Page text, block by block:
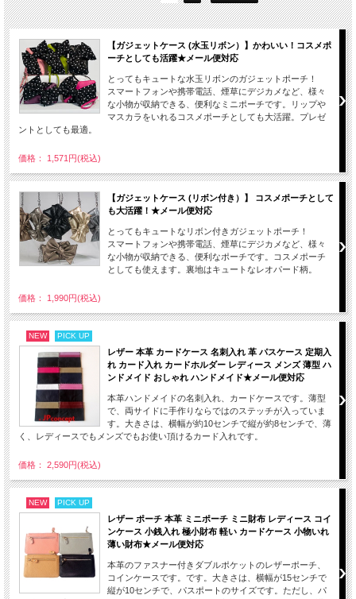
【ガジェットケース (水玉リボン）】かわいい！コスメポ
ーチとしても活躍★メール便対応
とってもキュートな水玉リボンのガジェットポーチ！
スマートフォンや携帯電話、煙草にデジカメなど、様々
な小物が収納できる、便利なミニポーチです。リップや
マスカラをいれるコスメポーチとしても大活躍。プレゼ
ントとしても最適。
価格： 1,571円(税込)
【ガジェットケース (リボン付き）】 コスメポーチとして
も大活躍！★メール便対応
とってもキュートなリボン付きガジェットポーチ！
スマートフォンや携帯電話、煙草にデジカメなど、様々
な小物が収納できる、便利なポーチです。コスメポーチ
としても使えます。裏地はキュートなレオパード柄。
価格： 1,990円(税込)
NEW PICK UP
レザー 本革 カードケース 名刺入れ 革 パスケース 定期入
れ カード入れ カードホルダー レディース メンズ 薄型 ハ
ンドメイド おしゃれ ハンドメイド★メール便対応
本革ハンドメイドの名刺入れ、カードケースです。薄型
で、両サイドに手作りならではのステッチが入っていま
す。大きさは、横幅が約10センチで縦が約8センチで、薄
く、レディースでもメンズでもお使い頂けるカード入れです。
価格： 2,590円(税込)
NEW PICK UP
レザー ポーチ 本革 ミニポーチ ミニ財布 レディース コイ
ンケース 小銭入れ 極小財布 軽い カードケース 小物いれ
薄い財布★メール便対応
本革のファスナー付きダブルポケットのレザーポーチ、
コインケースです。です。大きさは、横幅が15センチで
縦が10センチで、パスポートのサイズです。ただし、パ